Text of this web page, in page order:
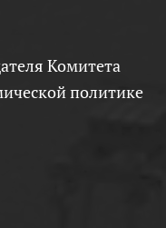
политике